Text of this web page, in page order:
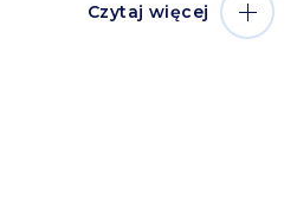
Czytaj więcej